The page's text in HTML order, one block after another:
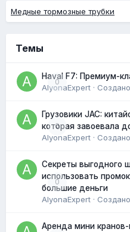
Медные тормозные трубки
Темы
0
Haval F7: Премиум-
AlyonaExpert · Создано
0
Грузовики JAC:
которая завоевала
AlyonaExpert · Создано
0
Секреты выгодного
использовать
большие деньги
AlyonaExpert · Создано
Аренда мини